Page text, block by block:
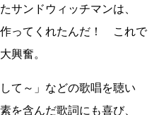
サンドウィッチマンは、
作ってくれたんだ！ これで
興奮。
て～」などの歌唱を聴い
を含んだ歌詞にも喜び、